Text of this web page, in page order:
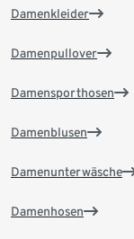
Damenkleider
Damenpullover
Damensporthosen
Damenblusen
Damenunterwäsche
Damenhosen